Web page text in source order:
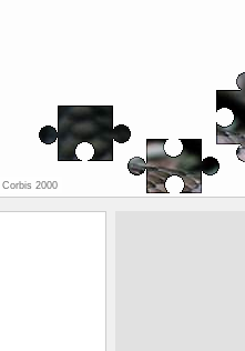
Corbis 2000